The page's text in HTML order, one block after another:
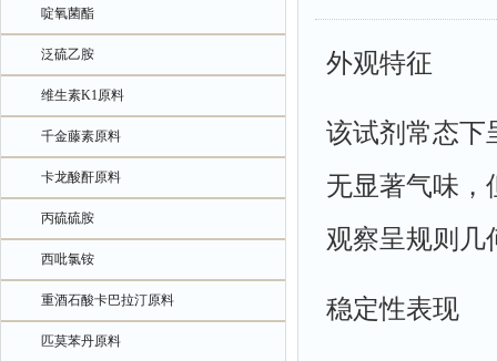
啶氧菌酯
泛硫乙胺
维生素K1原料
千金藤素原料
卡龙酸酐原料
丙硫硫胺
西吡氯铵
重酒石酸卡巴拉汀原料
匹莫苯丹原料
外观特征
该试剂常态下
无显著气味，
观察呈规则几
稳定性表现